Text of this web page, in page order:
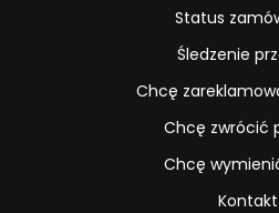
Status
Śledzenie
Chcę
Chcę zwrócić
Chcę
Kontakt